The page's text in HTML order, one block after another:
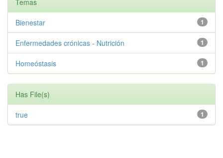
Temas
1
Bienestar
1
Enfermedades crónicas - Nutrición
1
Homeóstasis
Has File(s)
1
true